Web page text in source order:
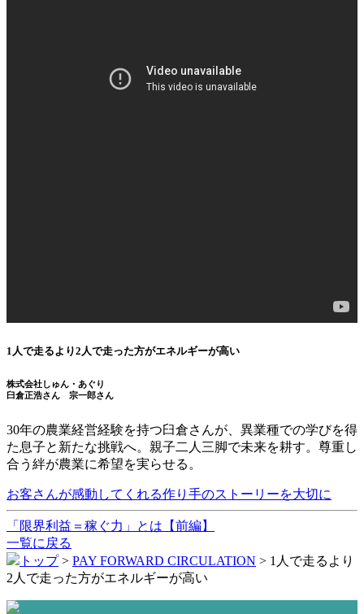
1人で走るより2人で走った方がエネルギーが高い
株式会社しゅん・あぐり
臼倉正浩さん 宗一郎さん
30年の農業経営経験を持つ臼倉さんが、異業種での学びを得
た息子と新たな挑戦へ。親子二人三脚で未来を耕す。尊重し
合う絆が農業に希望を実らせる。
お客さんが感動してくれる作り手のストーリーを大切に
「限界利益＝稼ぐ力」とは【前編】
一覧に戻る
トップ> PAY FORWARD CIRCULATION > 1人で走るより
2人で走った方がエネルギーが高い